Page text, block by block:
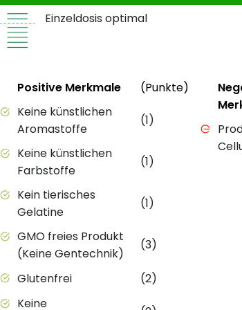
Einzeldosis optimal
Positive Merkmale des Produkts mit
StatusPositive Merkmale (Punkte)
Keine künstlichen
Aromastoffe
(1)
Keine künstlichen
Farbstoffe
(1)
Kein tierisches
Gelatine
(1)
GMO freies Produkt
(Keine Gentechnik)
(3)
Glutenfrei
(2)
Keine
Status